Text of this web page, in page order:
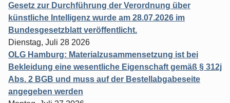
Gesetz zur Durchführung der Verordnung über
künstliche Intelligenz wurde am 28.07.2026 im
Bundesgesetzblatt veröffentlicht.
Dienstag, Juli 28 2026
OLG Hamburg: Materialzusammensetzung ist bei
Bekleidung eine wesentliche Eigenschaft gemäß § 312j
Abs. 2 BGB und muss auf der Bestellabgabeseite
angegeben werden